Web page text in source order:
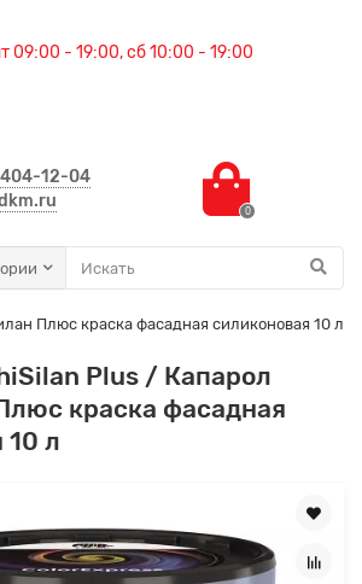
09:00 - 19:00, сб 10:00 - 19:00
12-04
0
Плюс краска фасадная силиконовая 10 л
Plus / Капарол
краска фасадная
10 л